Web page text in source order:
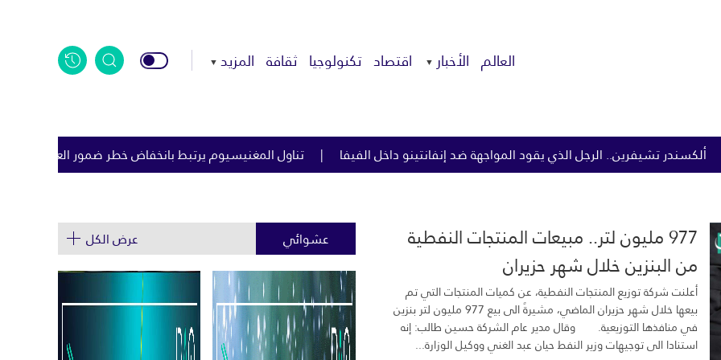
العالم الأخبار اقتصاد تكنولوجيا ثقافة المزيد
يقود المواجهة ضد إنفانتينو داخل الفيفا تناول المغنيسيوم يرتبط بانخفاض خطر ضمور العضلات بنسبة 53% محمد صلاح
977 مليون لتر.. مبيعات المنتجات النفطية
من البنزين خلال شهر حزيران
أعلنت شركة توزيع المنتجات النفطية، عن كميات المنتجات التي تم
بيعها خلال شهر حزيران الماضي، مشيرةً الى بيع 977 مليون لتر بنزين
في منافذها التوزيعية. وقال مدير عام الشركة حسين طالب: إنه
استنادا الى توجيهات وزير النفط حيان عبد الغني ووكيل الوزارة...
عشوائي عرض الكل